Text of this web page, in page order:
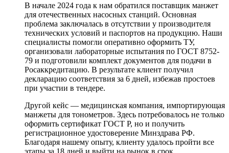
В начале 2024 года к нам обратился поставщик манжет
для отечественных насосных станций. Основная
проблема заключалась в отсутствии у производителя
технических условий и паспортов на продукцию. Наши
специалисты помогли оперативно оформить ТУ,
организовали лабораторные испытания по ГОСТ 8752-
79 и подготовили комплект документов для подачи в
Росаккредитацию. В результате клиент получил
декларацию соответствия за 6 дней, избежав простоев
при участии в тендере.
Другой кейс — медицинская компания, импортирующая
манжеты для тонометров. Здесь потребовалось не только
оформить сертификат ГОСТ Р, но и получить
регистрационное удостоверение Минздрава РФ.
Благодаря нашему опыту, клиенту удалось пройти все
этапы за 18 дней и выйти на рынок в срок.